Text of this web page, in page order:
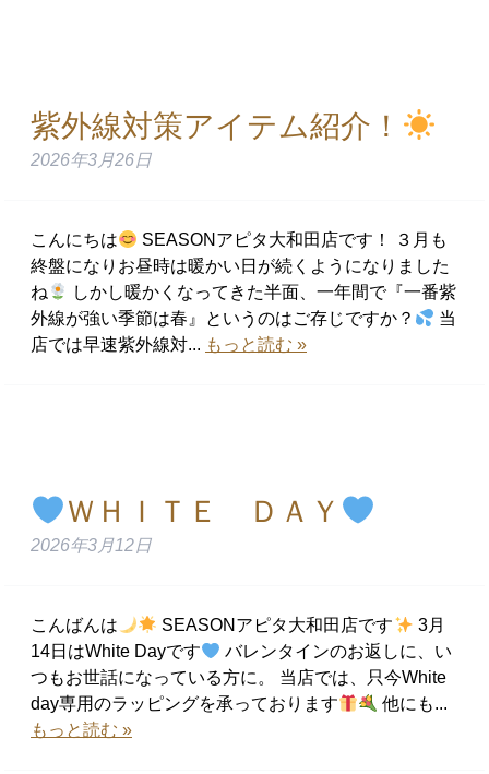
紫外線対策アイテム紹介！
2026年3月26日
こんにちは
SEASONアピタ大和田店です！ ３月も
終盤になりお昼時は暖かい日が続くようになりました
ね
しかし暖かくなってきた半面、一年間で『一番紫
外線が強い季節は春』というのはご存じですか？
当
店では早速紫外線対... もっと読む »
ＷＨＩＴＥ ＤＡＹ
2026年3月12日
こんばんは SEASONアピタ大和田店です
3月
14日はWhite Dayです
バレンタインのお返しに、い
つもお世話になっている方に。 当店では、只今White
day専用のラッピングを承っております
他にも...
もっと読む »